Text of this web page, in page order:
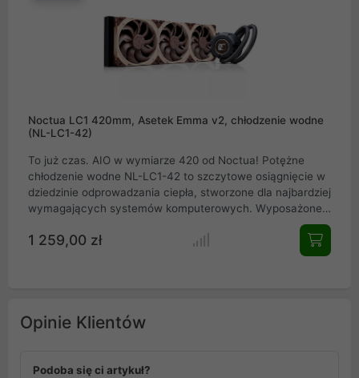
rynku, idealnie łączący moc z absolutnym spokojem.
Noctua LC1 420mm, Asetek Emma v2, chłodzenie wodne
(NL-LC1-42)
To już czas. AIO w wymiarze 420 od Noctua! Potężne
chłodzenie wodne NL-LC1-42 to szczytowe osiągnięcie w
dziedzinie odprowadzania ciepła, stworzone dla najbardziej
wymagających systemów komputerowych. Wyposażone
wysokowydajne jednostki wentylujące o średnicy 140 mm,
urządzenie zapewnia bezkonkurencyjną efektywność
idealnym wyborem dla profesjonalistów.
1 259,00 zł
Opinie Klientów
Podoba się ci artykuł?